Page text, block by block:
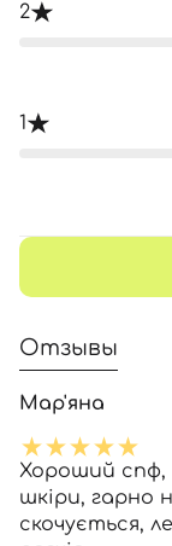
2
1
Отзывы
Мар'яна
Хороший спф,
шкіри, гарно
скочується,